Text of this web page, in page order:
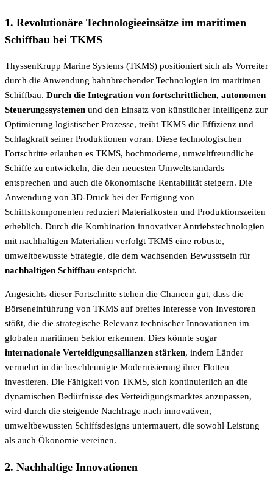
1. Revolutionäre Technologieeinsätze im maritimen
Schiffbau bei TKMS
ThyssenKrupp Marine Systems (TKMS) positioniert sich als Vorreiter
durch die Anwendung bahnbrechender Technologien im maritimen
Schiffbau. Durch die Integration von fortschrittlichen, autonomen
Steuerungssystemen und den Einsatz von künstlicher Intelligenz zur
Optimierung logistischer Prozesse, treibt TKMS die Effizienz und
Schlagkraft seiner Produktionen voran. Diese technologischen
Fortschritte erlauben es TKMS, hochmoderne, umweltfreundliche
Schiffe zu entwickeln, die den neuesten Umweltstandards
entsprechen und auch die ökonomische Rentabilität steigern. Die
Anwendung von 3D-Druck bei der Fertigung von
Schiffskomponenten reduziert Materialkosten und Produktionszeiten
erheblich. Durch die Kombination innovativer Antriebstechnologien
mit nachhaltigen Materialien verfolgt TKMS eine robuste,
umweltbewusste Strategie, die dem wachsenden Bewusstsein für
nachhaltigen Schiffbau entspricht.
Angesichts dieser Fortschritte stehen die Chancen gut, dass die
Börseneinführung von TKMS auf breites Interesse von Investoren
stößt, die die strategische Relevanz technischer Innovationen im
globalen maritimen Sektor erkennen. Dies könnte sogar
internationale Verteidigungsallianzen stärken, indem Länder
vermehrt in die beschleunigte Modernisierung ihrer Flotten
investieren. Die Fähigkeit von TKMS, sich kontinuierlich an die
dynamischen Bedürfnisse des Verteidigungsmarktes anzupassen,
wird durch die steigende Nachfrage nach innovativen,
umweltbewussten Schiffsdesigns untermauert, die sowohl Leistung
als auch Ökonomie vereinen.
2. Nachhaltige Innovationen